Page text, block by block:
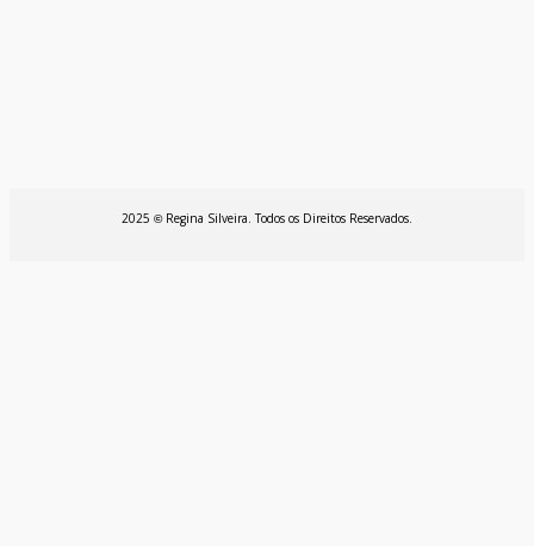
2025 © Regina Silveira. Todos os Direitos Reservados.